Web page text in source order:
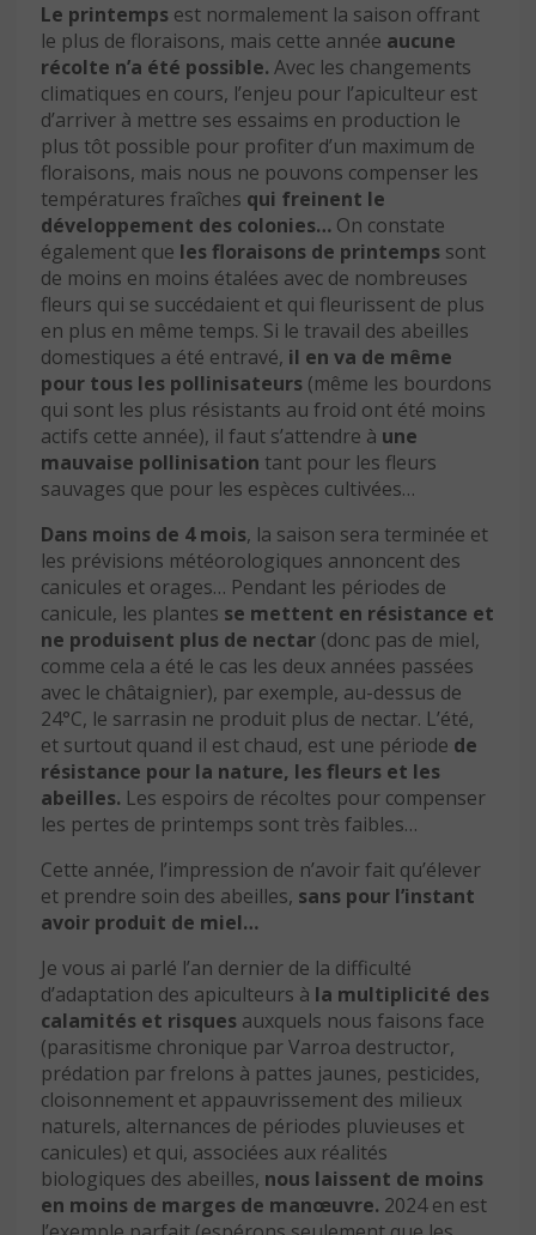
Le printemps est normalement la saison offrant
le plus de floraisons, mais cette année aucune
récolte n’a été possible. Avec les changements
climatiques en cours, l’enjeu pour l’apiculteur est
d’arriver à mettre ses essaims en production le
plus tôt possible pour profiter d’un maximum de
floraisons, mais nous ne pouvons compenser les
températures fraîches qui freinent le
développement des colonies… On constate
également que les floraisons de printemps sont
de moins en moins étalées avec de nombreuses
fleurs qui se succédaient et qui fleurissent de plus
en plus en même temps. Si le travail des abeilles
domestiques a été entravé, il en va de même
pour tous les pollinisateurs (même les bourdons
qui sont les plus résistants au froid ont été moins
actifs cette année), il faut s’attendre à une
mauvaise pollinisation tant pour les fleurs
sauvages que pour les espèces cultivées…
Dans moins de 4 mois, la saison sera terminée et
les prévisions météorologiques annoncent des
canicules et orages… Pendant les périodes de
canicule, les plantes se mettent en résistance et
ne produisent plus de nectar (donc pas de miel,
comme cela a été le cas les deux années passées
avec le châtaignier), par exemple, au-dessus de
24°C, le sarrasin ne produit plus de nectar. L’été,
et surtout quand il est chaud, est une période de
résistance pour la nature, les fleurs et les
abeilles. Les espoirs de récoltes pour compenser
les pertes de printemps sont très faibles…
Cette année, l’impression de n’avoir fait qu’élever
et prendre soin des abeilles, sans pour l’instant
avoir produit de miel…
Je vous ai parlé l’an dernier de la difficulté
d’adaptation des apiculteurs à la multiplicité des
calamités et risques auxquels nous faisons face
(parasitisme chronique par Varroa destructor,
prédation par frelons à pattes jaunes, pesticides,
cloisonnement et appauvrissement des milieux
naturels, alternances de périodes pluvieuses et
canicules) et qui, associées aux réalités
biologiques des abeilles, nous laissent de moins
en moins de marges de manœuvre. 2024 en est